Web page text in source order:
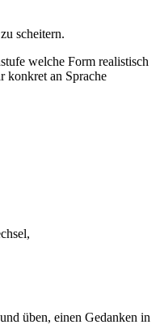
scheitern.
welche Form realistisch
konkret an Sprache
üben, einen Gedanken in